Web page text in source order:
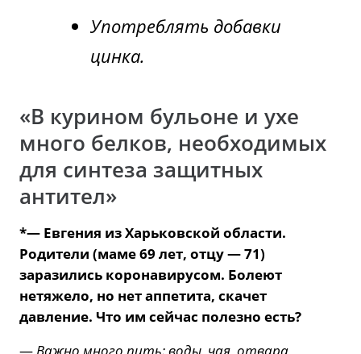
Употреблять добавки
цинка.
«В курином бульоне и ухе
много белков, необходимых
для синтеза защитных
антител»
*— Евгения из Харьковской области.
Родители (маме 69 лет, отцу — 71)
заразились коронавирусом. Болеют
нетяжело, но нет аппетита, скачет
давление. Что им сейчас полезно есть?
— Важно много пить: воды, чая, отвара